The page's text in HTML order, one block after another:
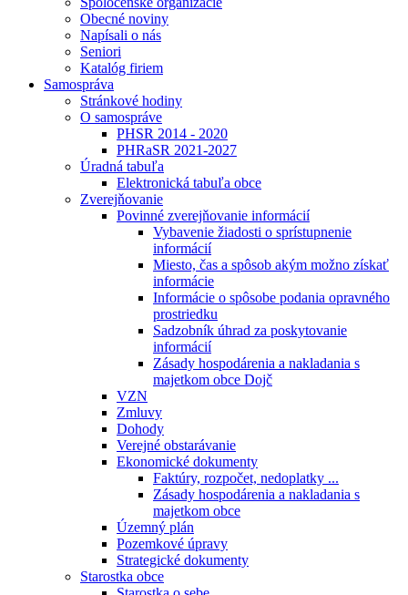
Obecné noviny
Napísali o nás
Seniori
Katalóg firiem
Samospráva
Stránkové hodiny
O samospráve
PHSR 2014 - 2020
PHRaSR 2021-2027
Úradná tabuľa
Elektronická tabuľa obce
Zverejňovanie
Povinné zverejňovanie informácií
Vybavenie žiadosti o sprístupnenie
informácií
Miesto, čas a spôsob akým možno získať
informácie
Informácie o spôsobe podania opravného
prostriedku
Sadzobník úhrad za poskytovanie
informácií
Zásady hospodárenia a nakladania s
majetkom obce Dojč
VZN
Zmluvy
Dohody
Verejné obstarávanie
Ekonomické dokumenty
Faktúry, rozpočet, nedoplatky ...
Zásady hospodárenia a nakladania s
majetkom obce
Územný plán
Pozemkové úpravy
Strategické dokumenty
Starostka obce